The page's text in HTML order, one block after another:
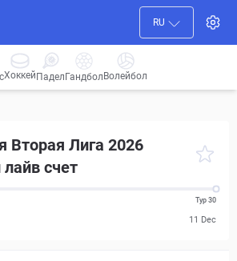
RU
Хоккей ПаделГандбол Волейбол
Вторая Лига 2026
счет
Тур 30
11 Dec